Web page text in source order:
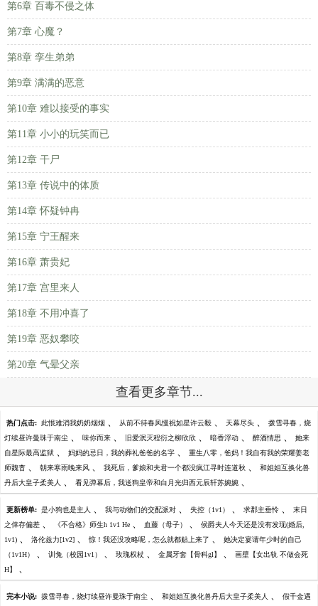
第6章 百毒不侵之体
第7章 心魔？
第8章 孪生弟弟
第9章 满满的恶意
第10章 难以接受的事实
第11章 小小的玩笑而已
第12章 干尸
第13章 传说中的体质
第14章 怀疑钟冉
第15章 宁王醒来
第16章 萧贵妃
第17章 宫里来人
第18章 不用冲喜了
第19章 恶奴攀咬
第20章 气晕父亲
查看更多章节...
热门点击: 此恨难消我奶奶烟烟 、 从前不待春风慢祝如星许云毅 、 天幕尽头 、 拨雪寻春，烧
灯续昼许曼珠于南尘 、 味你而来 、 旧爱泯灭程衍之柳欣欣 、 暗香浮动 、 醉酒情思 、 她来
自星际最高监狱 、 妈妈的忌日，我的葬礼爸爸的名字 、 重生八零，爸妈！我自有我的荣耀姜老
师魏杳 、 朝来寒雨晚来风 、 我死后，爹娘和夫君一个都没疯江寻时连道秋 、 和姐姐互换化兽
丹后大皇子柔美人 、 看见弹幕后，我送狗皇帝和白月光归西元辰轩苏婉婉 、
更新榜单: 是小狗也是主人 、 我与动物们的交配派对 、 失控（1v1） 、 求郡主垂怜 、 末日
之倖存偏差 、 《不合格》师生h 1v1 He 、 血藤（母子） 、 侯爵夫人今天还是没有发现(婚后,
1v1) 、 洛伦兹力[1v2] 、 惊！我还没攻略呢，怎么就都贴上来了 、 她决定宴请年少时的自己
（1v1H） 、 训兔（校园1v1） 、 玫瑰权杖 、 金属牙套【骨科gl】 、 画壁【女出轨 不做会死
H】 、
完本小说: 拨雪寻春，烧灯续昼许曼珠于南尘 、 和姐姐互换化兽丹后大皇子柔美人 、 假千金遇